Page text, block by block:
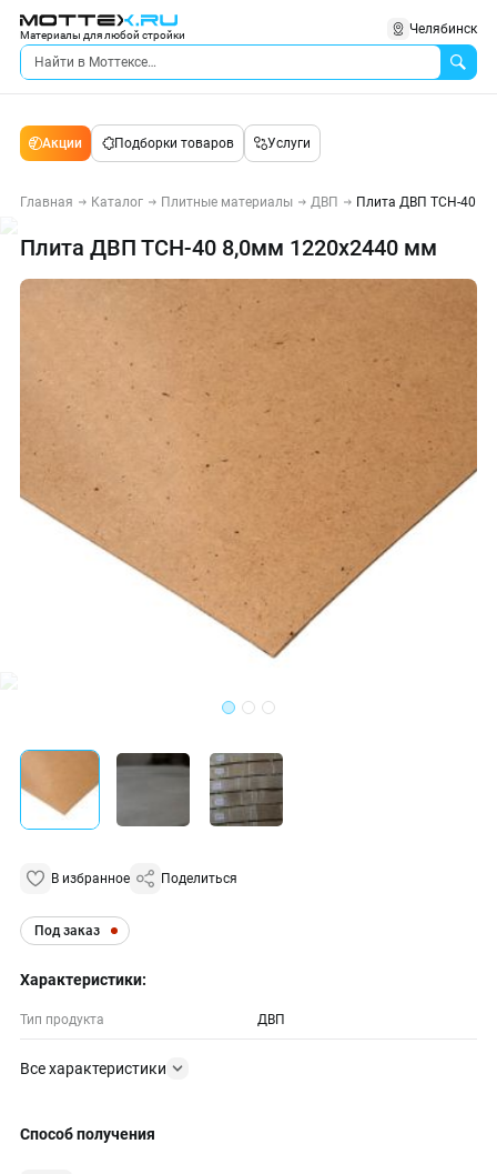
Материалы для любой стройки Челябинск
Акции Подборки товаров Услуги
Главная Каталог Плитные материалы ДВП Плита ДВП ТСН-40
Плита ДВП ТСН-40 8,0мм 1220x2440 мм
В избранное Поделиться
Под заказ
Характеристики:
Тип продукта ДВП
Все характеристики
Способ получения